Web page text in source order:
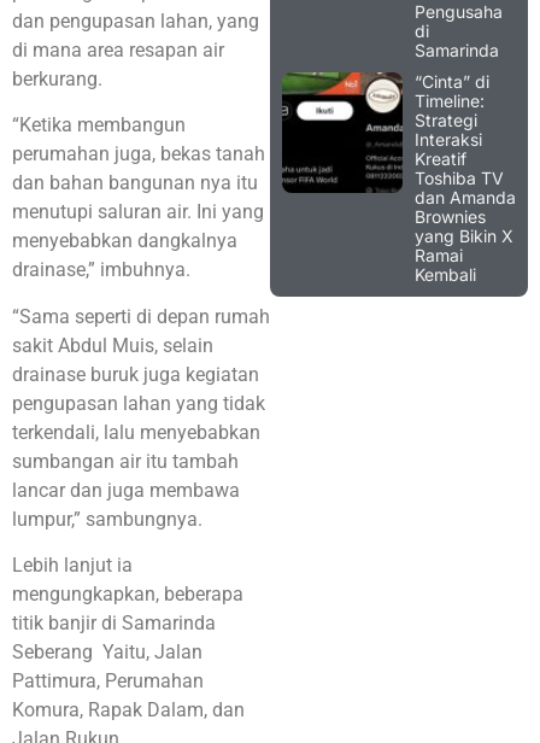
dan pengupasan lahan, yang
di mana area resapan air
berkurang.
“Ketika membangun
perumahan juga, bekas tanah
dan bahan bangunan nya itu
menutupi saluran air. Ini yang
menyebabkan dangkalnya
drainase,” imbuhnya.
“Sama seperti di depan rumah
sakit Abdul Muis, selain
drainase buruk juga kegiatan
pengupasan lahan yang tidak
terkendali, lalu menyebabkan
sumbangan air itu tambah
lancar dan juga membawa
lumpur,” sambungnya.
Lebih lanjut ia
mengungkapkan, beberapa
titik banjir di Samarinda
Seberang Yaitu, Jalan
Pattimura, Perumahan
Komura, Rapak Dalam, dan
Pengusaha
di
Samarinda
“Cinta” di
Timeline:
Strategi
Interaksi
Kreatif
Toshiba TV
dan Amanda
Brownies
yang Bikin X
Ramai
Kembali